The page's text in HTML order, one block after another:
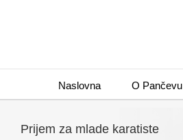
Naslovna O Pančevu
Prijem za mlade karatiste